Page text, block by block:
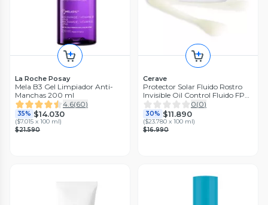
La Roche Posay
Mela B3 Gel Limpiador Anti-
Manchas 200 ml
4.6(60)
35% $14.030
($7.015 x 100 ml)
$21.590
Cerave
Protector Solar Fluido Rostro
Invisible Oil Control Fluido FPS
50+ 50ml
0(0)
30% $11.890
($23.780 x 100 ml)
$16.990